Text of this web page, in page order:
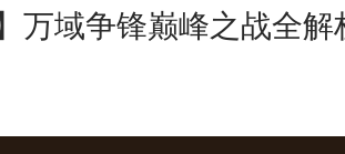
万域争锋巅峰之战全